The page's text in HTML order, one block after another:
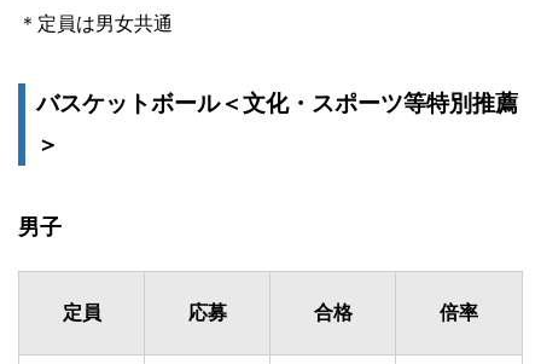
＊定員は男女共通
バスケットボール＜文化・スポーツ等特別推薦
＞
男子
定員 応募 合格 倍率